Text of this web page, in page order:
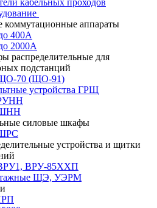
коммутационные аппараты
400А
2000А
распределительные для
подстанций
70 (ЩО-91)
устройства ГРЩ
силовые шкафы
устройства и щитки
ВРУ-85ХХП
ЩЭ, УЭРМ